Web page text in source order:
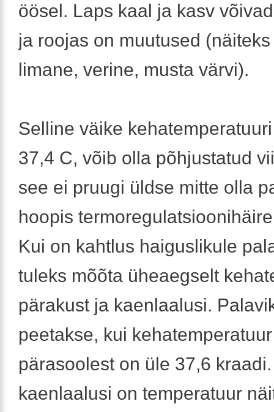
öösel. Laps kaal ja kasv
ja roojas on muutused
limane, verine, musta värvi).
Selline väike
37,4 C, võib olla põhjustatud
see ei pruugi üldse mitte olla
hoopis
Kui on kahtlus haiguslikule
tuleks mõõta üheaegselt
pärakust ja kaenlaalusi.
peetakse, kui
pärasoolest on üle 37,6
kaenlaalusi on temperatuur